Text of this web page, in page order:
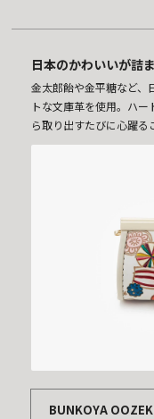
日本のかわいいが詰
金太郎飴や金平糖など、
トな文庫革を使用。ハ
ら取り出すたびに心躍る
BUNKOYA